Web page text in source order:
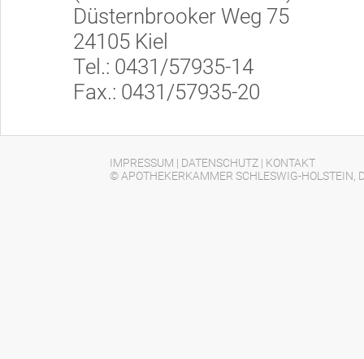
Düsternbrooker Weg 75
24105 Kiel
Tel.: 0431/57935-14
Fax.: 0431/57935-20
IMPRESSUM | DATENSCHUTZ | KONTAKT
© APOTHEKERKAMMER SCHLESWIG-HOLSTEIN,